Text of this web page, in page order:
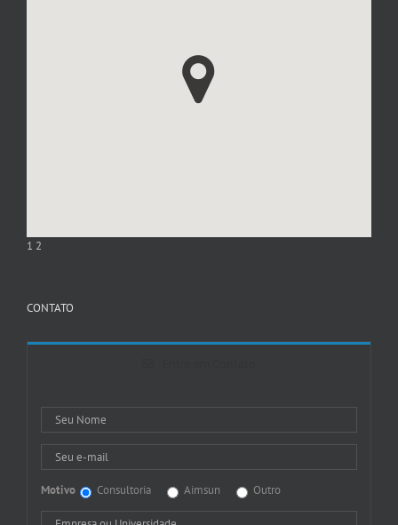
1 2
CONTATO
Motivo Consultoria Aimsun Outro